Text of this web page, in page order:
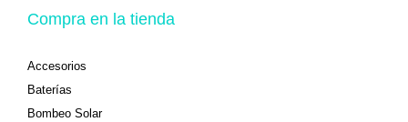
Compra en la tienda
Accesorios
Baterías
Bombeo Solar